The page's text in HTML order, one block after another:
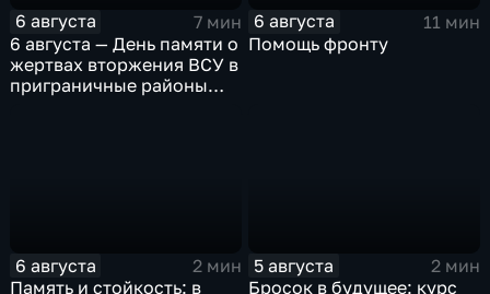
6 августа
7 мин
6 августа — День памяти о
жертвах вторжения ВСУ в
приграничные районы
6 августа
11 мин
Помощь фронту
6 августа
2 мин
Память и стойкость: в
5 августа
2 мин
Бросок в будущее: курс